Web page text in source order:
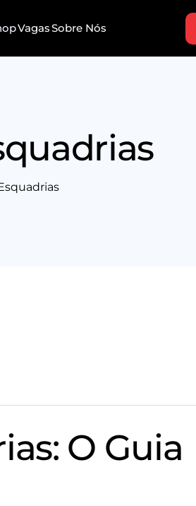
VagasSobre Nós
O Guia